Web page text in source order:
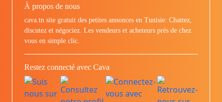
À propos de nous
cava.tn site gratuit des petites annonces en Tunisie: Chattez,
discutez et négociez. Les vendeurs et acheteurs prés de chez
vous en simple clic.
Restez connecté avec Cava